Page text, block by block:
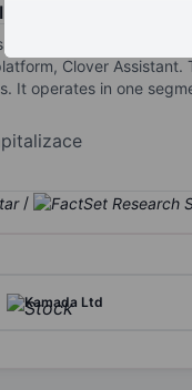
Corp.
a healthcare
Clover
It operates in one
/
Kamada Ltd